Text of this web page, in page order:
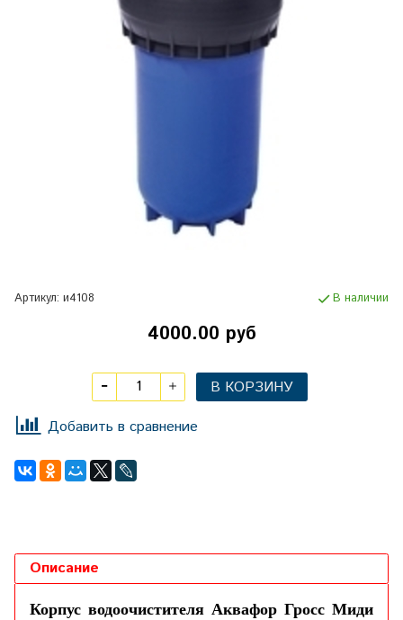
Артикул: и4108 В наличии
4000.00 руб
В КОРЗИНУ
Добавить в сравнение
Описание
Корпус водоочистителя Аквафор Гросс Миди